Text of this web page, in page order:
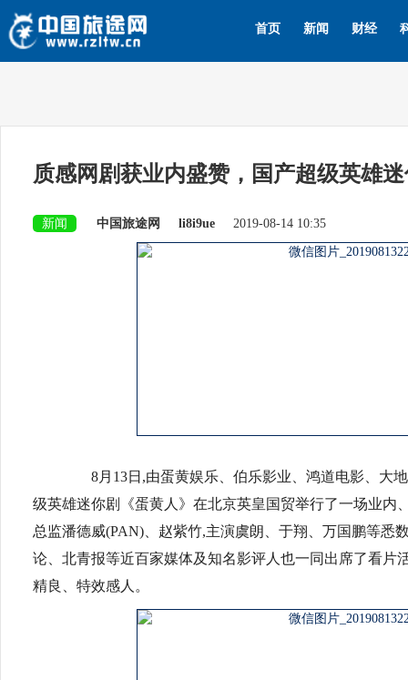
首页 新闻 财经
质感网剧获业内盛赞，国产超级英雄
新闻 中国旅途网 li8i9ue 2019-08-14 10:35
8月13日,由蛋黄娱乐、伯乐影业、鸿道电影、大
级英雄迷你剧《蛋黄人》在北京英皇国贸举行了一场业内
总监潘德威(PAN)、赵紫竹,主演虞朗、于翔、万国鹏等悉
论、北青报等近百家媒体及知名影评人也一同出席了看片
精良、特效感人。